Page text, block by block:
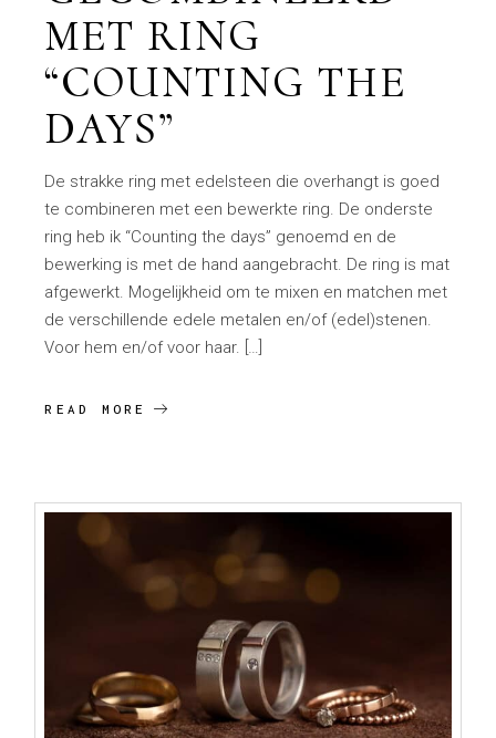
MET RING
“COUNTING THE
DAYS”
De strakke ring met edelsteen die overhangt is goed
te combineren met een bewerkte ring. De onderste
ring heb ik “Counting the days” genoemd en de
bewerking is met de hand aangebracht. De ring is mat
afgewerkt. Mogelijkheid om te mixen en matchen met
de verschillende edele metalen en/of (edel)stenen.
Voor hem en/of voor haar. […]
READ MORE